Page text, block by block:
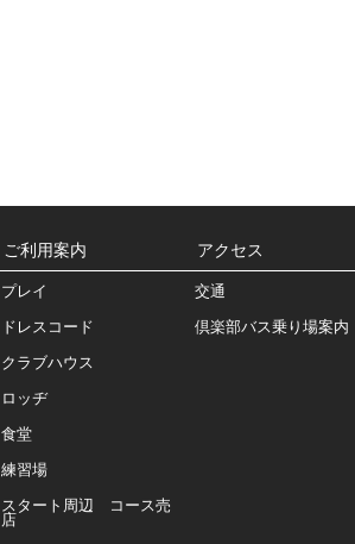
ご利用案内
プレイ
ドレスコード
クラブハウス
ロッヂ
食堂
練習場
スタート周辺 コース売
店
アクセス
交通
倶楽部バス乗り場案内